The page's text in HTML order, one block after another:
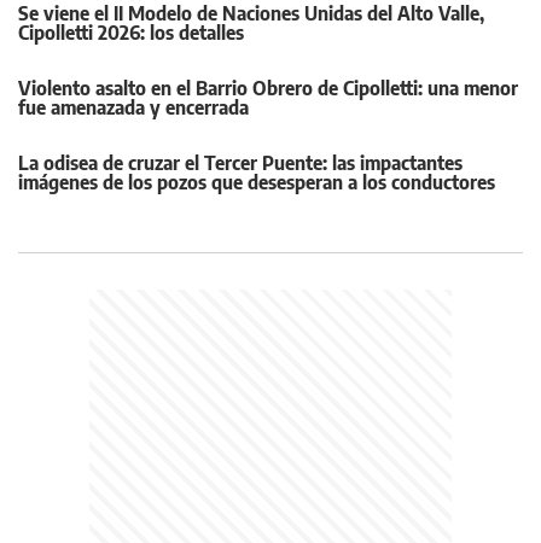
Se viene el II Modelo de Naciones Unidas del Alto Valle,
Cipolletti 2026: los detalles
Violento asalto en el Barrio Obrero de Cipolletti: una menor
fue amenazada y encerrada
La odisea de cruzar el Tercer Puente: las impactantes
imágenes de los pozos que desesperan a los conductores